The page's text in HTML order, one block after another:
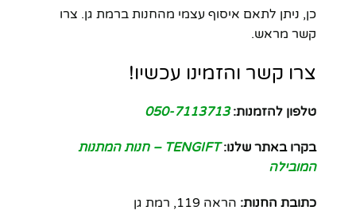
כן, ניתן לתאם איסוף עצמי מהחנות ברמת גן. צרו
קשר מראש.
צרו קשר והזמינו עכשיו!
טלפון להזמנות: 050-7113713
בקרו באתר שלנו:
TENGIFT – חנות המתנות
המובילה
כתובת החנות: הראה 119, רמת גן